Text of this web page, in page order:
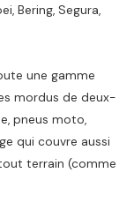
Bering, Segura,
une gamme
mordus de deux-
pneus moto,
qui couvre aussi
terrain (comme